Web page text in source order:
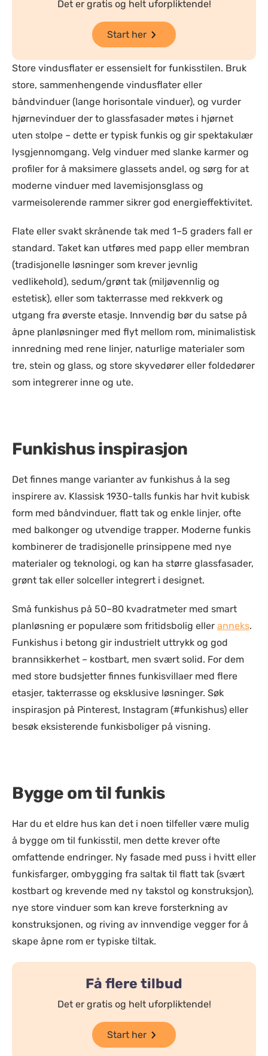
Det er gratis og helt uforpliktende!
Start her
Store vindusflater er essensielt for funkisstilen. Bruk
store, sammenhengende vindusflater eller
båndvinduer (lange horisontale vinduer), og vurder
hjørnevinduer der to glassfasader møtes i hjørnet
uten stolpe – dette er typisk funkis og gir spektakulær
lysgjennomgang. Velg vinduer med slanke karmer og
profiler for å maksimere glassets andel, og sørg for at
moderne vinduer med lavemisjonsglass og
varmeisolerende rammer sikrer god energieffektivitet.
Flate eller svakt skrånende tak med 1–5 graders fall er
standard. Taket kan utføres med papp eller membran
(tradisjonelle løsninger som krever jevnlig
vedlikehold), sedum/grønt tak (miljøvennlig og
estetisk), eller som takterrasse med rekkverk og
utgang fra øverste etasje. Innvendig bør du satse på
åpne planløsninger med flyt mellom rom, minimalistisk
innredning med rene linjer, naturlige materialer som
tre, stein og glass, og store skyvedører eller foldedører
som integrerer inne og ute.
Funkishus inspirasjon
Det finnes mange varianter av funkishus å la seg
inspirere av. Klassisk 1930-talls funkis har hvit kubisk
form med båndvinduer, flatt tak og enkle linjer, ofte
med balkonger og utvendige trapper. Moderne funkis
kombinerer de tradisjonelle prinsippene med nye
materialer og teknologi, og kan ha større glassfasader,
grønt tak eller solceller integrert i designet.
Små funkishus på 50–80 kvadratmeter med smart
planløsning er populære som fritidsbolig eller anneks.
Funkishus i betong gir industrielt uttrykk og god
brannsikkerhet – kostbart, men svært solid. For dem
med store budsjetter finnes funkisvillaer med flere
etasjer, takterrasse og eksklusive løsninger. Søk
inspirasjon på Pinterest, Instagram (#funkishus) eller
besøk eksisterende funkisboliger på visning.
Bygge om til funkis
Har du et eldre hus kan det i noen tilfeller være mulig
å bygge om til funkisstil, men dette krever ofte
omfattende endringer. Ny fasade med puss i hvitt eller
funkisfarger, ombygging fra saltak til flatt tak (svært
kostbart og krevende med ny takstol og konstruksjon),
nye store vinduer som kan kreve forsterkning av
konstruksjonen, og riving av innvendige vegger for å
skape åpne rom er typiske tiltak.
Få flere tilbud
Det er gratis og helt uforpliktende!
Start her